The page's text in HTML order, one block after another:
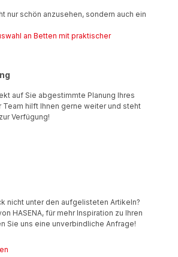
nur schön anzusehen, sondern auch ein
an Betten mit praktischer
auf Sie abgestimmte Planung Ihres
hilft Ihnen gerne weiter und steht
Verfügung!
nicht unter den aufgelisteten Artikeln?
HASENA, für mehr Inspiration zu Ihren
Sie uns eine unverbindliche Anfrage!